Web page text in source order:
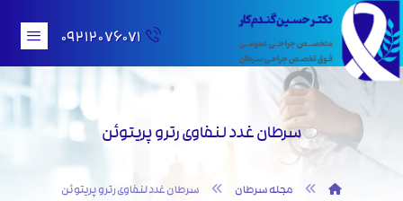
۰۹۲۱۲۰۷۶۰۷۱
سرطان غدد لنفاوی رترو پریتوئن
مجله سرطان سرطان غدد لنفاوی رترو پریتوئن